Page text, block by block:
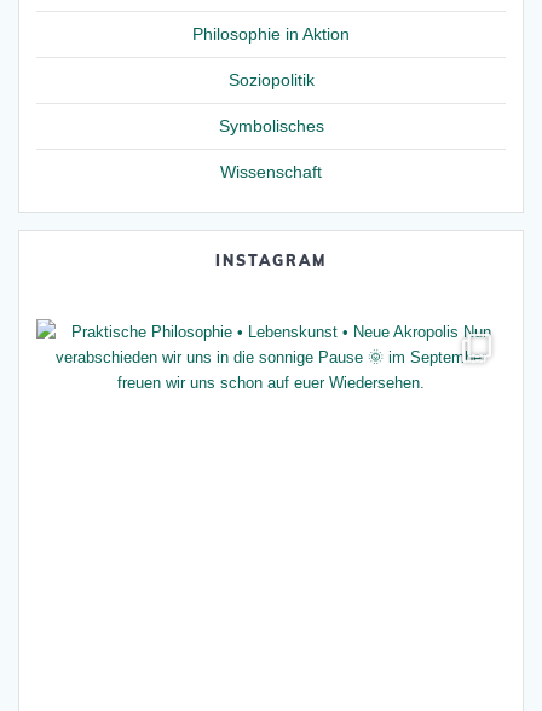
Philosophie in Aktion
Soziopolitik
Symbolisches
Wissenschaft
INSTAGRAM